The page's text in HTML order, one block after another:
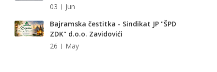
03
Jun
Bajramska čestitka - Sindikat JP "ŠPD
ZDK" d.o.o. Zavidovići
26
May